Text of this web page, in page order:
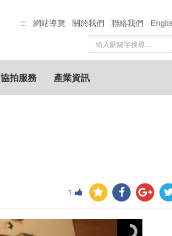
::: 網站導覽 關於我們 聯絡我們
站
內
搜
尋
關
鍵
協拍服務 產業資訊
1